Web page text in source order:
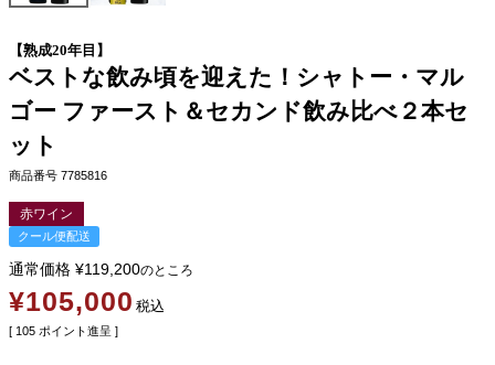
【熟成20年目】
ベストな飲み頃を迎えた！シャトー・マル
ゴー ファースト＆セカンド飲み比べ２本セ
ット
商品番号 7785816
赤ワイン
クール便配送
通常価格 ¥119,200のところ
¥105,000 税込
[ 105 ポイント進呈 ]